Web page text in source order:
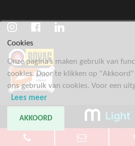
Cookies
Onze pagina’s maken gebruik van
cookies. Door te klikken op
ons gebruik van cookies. Voor een
Lees meer
AKKOORD